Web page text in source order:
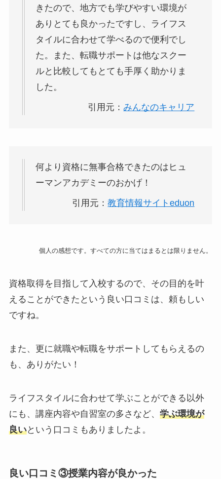
きたので、地方でも学びやすい環境が
ありとても良かったですし、ライフス
タイルに合わせて学べるので便利でし
た。また、転職サポートは他なスクー
ルと比較してもとても手厚く助かりま
した。
引用元：みんなのキャリア
何より資格に無事合格できたのはヒュ
ーマンアカデミーのおかげ！
引用元：教育情報サイトeduon
個人の感想です。すべての方に当てはまるとは限りません。
資格取得を目指して入校するので、その目的を叶
えることができたという良い口コミは、頼もしい
ですね。
また、更に就職や転職をサポートしてもらえるの
も、ありがたい！
ライフスタイルに合わせて学ぶことができる以外
にも、講座内容や自習室の多さなど、 学ぶ環境が
良いという口コミもありましたよ。
良い口コミ③授業内容が良かった